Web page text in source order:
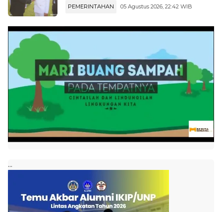
PEMERINTAHAN 05 Agustus 2026, 22:42 WIB
...